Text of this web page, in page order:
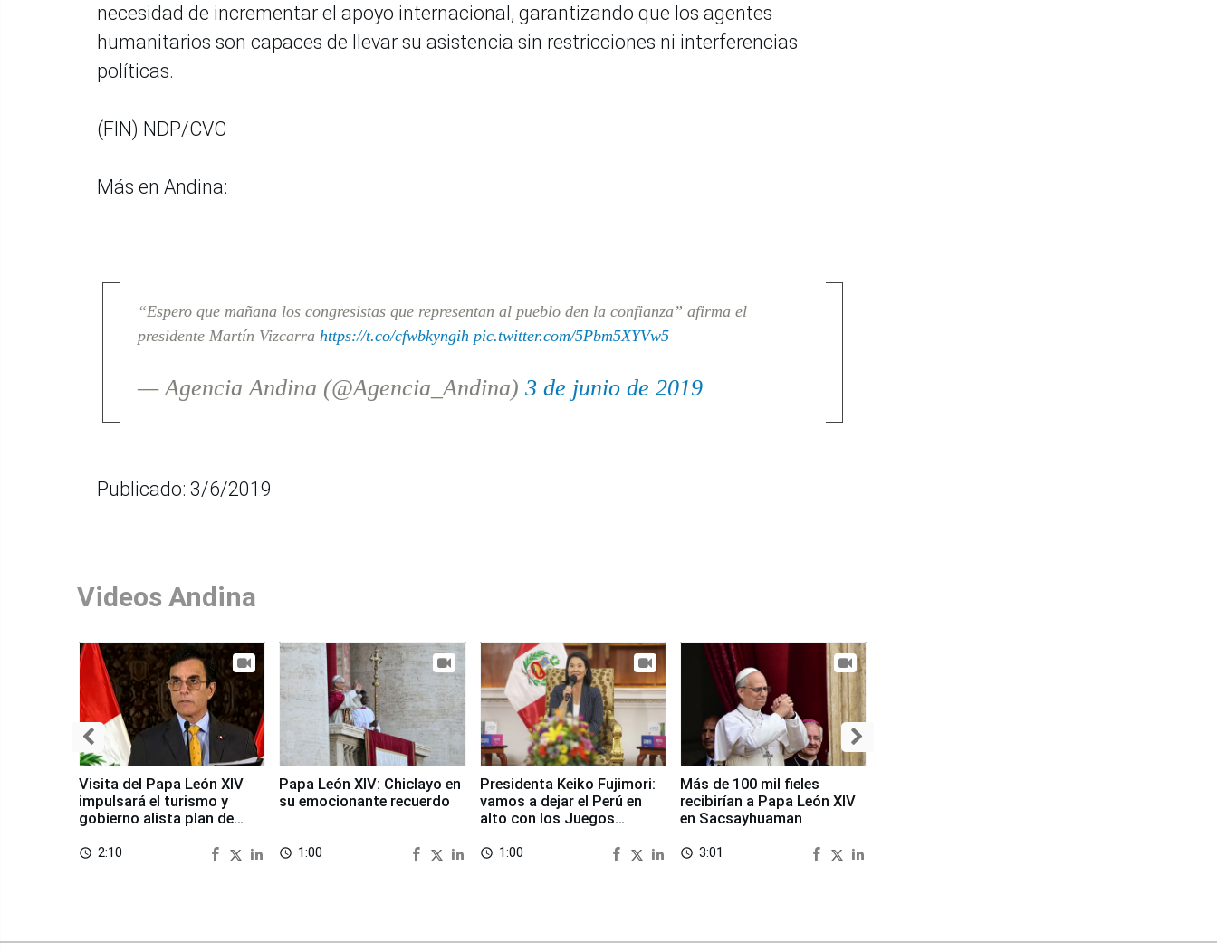
necesidad de incrementar el apoyo internacional, garantizando que los agentes
humanitarios son capaces de llevar su asistencia sin restricciones ni interferencias
políticas.
(FIN) NDP/CVC
Más en Andina:
“Espero que mañana los congresistas que representan al pueblo den la confianza” afirma el
presidente Martín Vizcarra https://t.co/cfwbkyngih pic.twitter.com/5Pbm5XYVw5
— Agencia Andina (@Agencia_Andina) 3 de junio de 2019
Publicado: 3/6/2019
Videos Andina
Visita del Papa León XIV
impulsará el turismo y
gobierno alista plan de
access_time 2:10
Papa León XIV: Chiclayo en
su emocionante recuerdo
access_time 1:00
Presidenta Keiko Fujimori:
vamos a dejar el Perú en
alto con los Juegos
access_time 1:00
Más de 100 mil fieles
recibirían a Papa León XIV
en Sacsayhuaman
access_time 3:01